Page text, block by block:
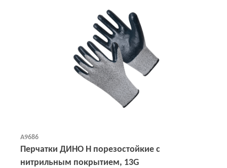
А9686
Перчатки ДИНО Н порезостойкие с
нитрильным покрытием, 13G